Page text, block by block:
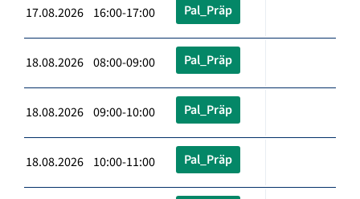
17.08.2026 16:00-17:00 Pal_Präp
18.08.2026 08:00-09:00 Pal_Präp
18.08.2026 09:00-10:00 Pal_Präp
18.08.2026 10:00-11:00 Pal_Präp